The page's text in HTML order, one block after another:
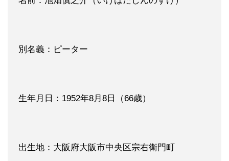
別名義：ピーター
生年月日：1952年8月8日（66歳）
出生地：大阪府大阪市中央区宗右衛門町